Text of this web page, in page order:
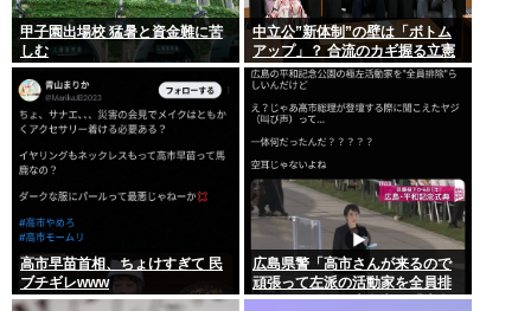
甲子園出場校 猛暑と資金難に苦
しむ
中立公”新体制”の壁は「ボトム
アップ」？ 合流のカギ握る立憲
高市早苗首相、ちょけすぎて 民
ブチギレwww
広島県警「高市さんが来るので
頑張って左派の活動家を全員排
除しました！」広島市民「広島